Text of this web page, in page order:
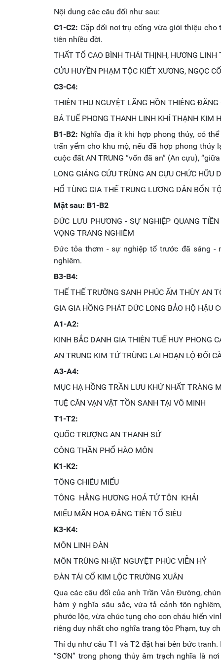
Nội dung các câu đối như sau:
C1-C2: Cặp đối nơi trụ cổng vừa giới thiệu
tiên nhiều đời.
THẤT TỔ CAO BÌNH THÁI THỊNH, HƯƠNG LINH
CỬU HUYỀN PHẠM TỘC KIẾT XƯƠNG, NGỌC
C3-C4:
THIÊN THU NGUYỆT LÃNG HỒN THIÊNG ĐĂNG
BÁ TUẾ PHONG THANH LINH KHÍ THẠNH KIM
B1-B2: Nghĩa địa ít khi hợp phong thủy, có
trấn yểm cho khu mộ, nếu đã hợp phong
cuộc đất AN TRUNG “vốn đã an” (An cựu),
LONG GIÁNG CỬU TRÙNG AN CỰU CHỨC HỮU
HỔ TÙNG GIA THẾ TRUNG LƯƠNG DÂN BỔN
Mặt sau: B1-B2
ĐỨC LƯU PHƯƠNG - SỰ NGHIỆP QUANG
VỌNG TRANG NGHIÊM
Đức tỏa thơm - sự nghiệp tổ trước đã sáng -
nghiêm.
B3-B4:
THẾ THẾ TRƯỜNG SANH PHÚC ẤM THÙY AN
GIA GIA HỒNG PHÁT ĐỨC LONG BẢO HỘ HẬU
A1-A2:
KINH BẮC DANH GIA THIÊN TUẾ HUY PHONG
AN TRUNG KIM TỬ TRÙNG LAI HOẠN LỘ ĐỐI
A3-A4:
MỤC HẠ HỒNG TRẦN LƯU KHỨ NHẤT TRÀNG
TUỆ CĂN VẠN VẬT TỒN SANH TẠI VÔ MINH
T1-T2:
QUỐC TRƯỢNG AN THANH SỬ
CÔNG THẦN PHỔ HÀO MÔN
K1-K2:
TÔNG CHIÊU MIẾU
TÔNG HẰNG HƯƠNG HOẢ TỬ TÔN KHẢI
MIẾU MÃN HOA ĐĂNG TIÊN TỔ SIÊU
K3-K4:
MÔN LINH ĐÀN
MÔN TRÙNG NHẬT NGUYỆT PHÚC VIỄN HỶ
ĐÀN TÁI CỔ KIM LỘC TRƯỜNG XUÂN
Qua các câu đối của anh Trần Văn Đường,
hàm ý nghĩa sâu sắc, vừa tả cảnh tôn
phước lộc, vừa chúc tụng cho con cháu hiển
riêng duy nhất cho nghĩa trang tộc Phạm, tuy
Thí dụ như câu T1 và T2 đặt hai bên bức
“SƠN” trong phong thủy âm trạch nghĩa là